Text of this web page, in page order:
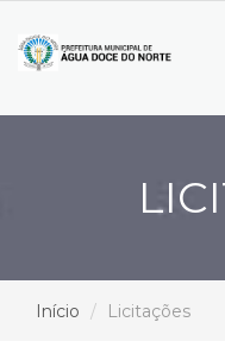
Início Licitações